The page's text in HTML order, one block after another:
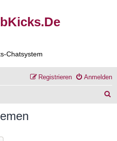
Chatsystem
Anmelden
Registrieren